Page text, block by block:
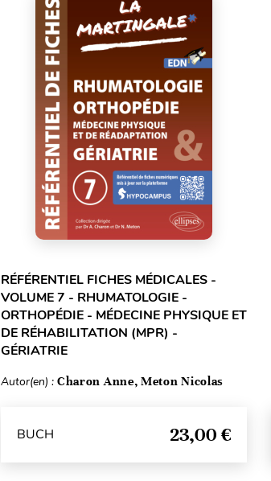
RÉFÉRENTIEL FICHES MÉDICALES -
VOLUME 7 - RHUMATOLOGIE -
ORTHOPÉDIE - MÉDECINE PHYSIQUE ET
DE RÉHABILITATION (MPR) -
GÉRIATRIE
Autor(en) : Charon Anne, Meton Nicolas
BUCH 23,00 €